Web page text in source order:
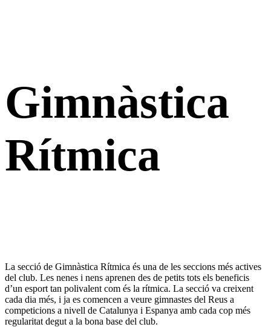
Gimnàstica
Rítmica
La secció de Gimnàstica Rítmica és una de les seccions més actives
del club. Les nenes i nens aprenen des de petits tots els beneficis
d’un esport tan polivalent com és la rítmica. La secció va creixent
cada dia més, i ja es comencen a veure gimnastes del Reus a
competicions a nivell de Catalunya i Espanya amb cada cop més
regularitat degut a la bona base del club.